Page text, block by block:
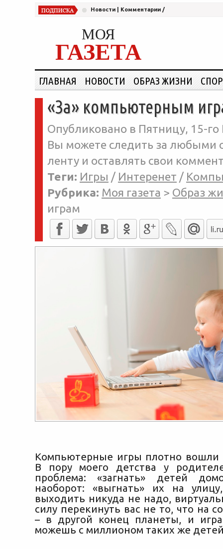
Новости Комментарии /
МОЯ
ГАЗЕТА
ГЛАВНАЯ НОВОСТИ ОБРАЗ ЖИЗНИ
«За» компьютерным
Опубликовано в Пятницу, 15-
Вы можете следить за любыми
ленту и оставлять свои
Теги: Игры / Интеренет /
Рубрика: Моя газета > Образ
играм
Компьютерные игры плотно вошли
В пору моего детства у
проблема: «загнать» детей
наоборот: «выгнать» их на
выходить никуда не надо,
силу перекинуть вас не то, что на
– в другой конец планеты, и
можешь с миллионом таких же